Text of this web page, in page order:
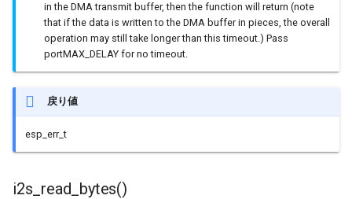
タイマー(Ticker)
in the DMA transmit buffer, then the function will return (note
that if the data is written to the DMA buffer in pieces, the overall
operation may still take longer than this timeout.) Pass
portMAX_DELAY for no timeout.
戻り値
esp_err_t
i2s_read_bytes()